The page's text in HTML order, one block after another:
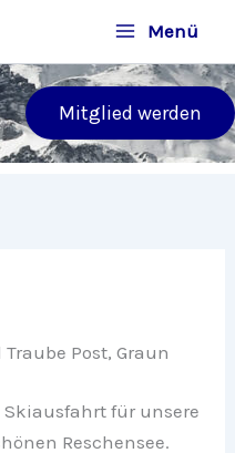
Menü
Mitglied werden
Post, Graun
für unsere
Reschensee.